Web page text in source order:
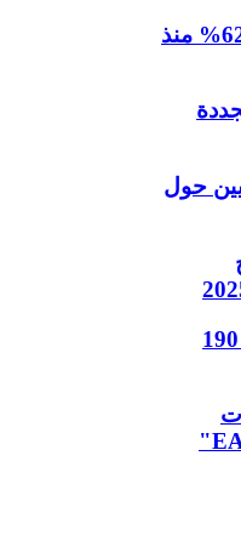
ارتفاع أسعار التنجستن بنسبة 622% منذ
حول
محطة الحناكية (1) تكفي لتزويد 190